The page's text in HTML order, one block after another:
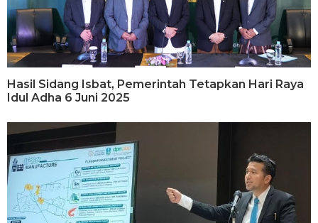
Hasil Sidang Isbat, Pemerintah Tetapkan Hari Raya
Idul Adha 6 Juni 2025